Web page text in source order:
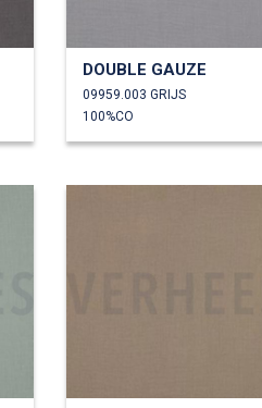
DOUBLE GAUZE
09959.003 GRIJS
100%CO